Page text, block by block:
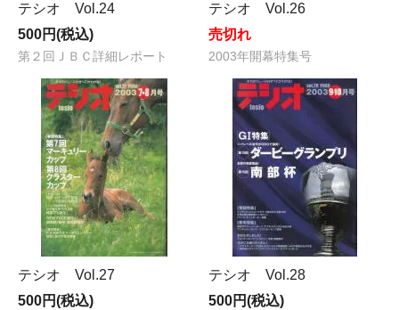
テシオ Vol.24
500円(税込)
第２回ＪＢＣ詳細レポート
テシオ Vol.26
売切れ
2003年開幕特集号
テシオ Vol.27
500円(税込)
テシオ Vol.28
500円(税込)